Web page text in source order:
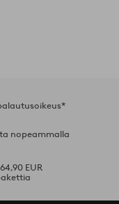
nopeammalla
EUR